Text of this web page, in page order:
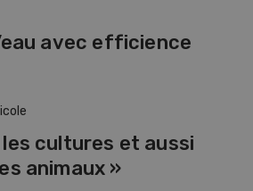
avec efficience
les cultures et aussi
animaux »